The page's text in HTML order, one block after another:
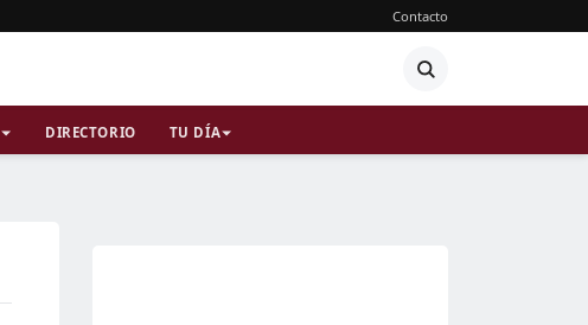
Contacto
DIRECTORIO TU DÍA